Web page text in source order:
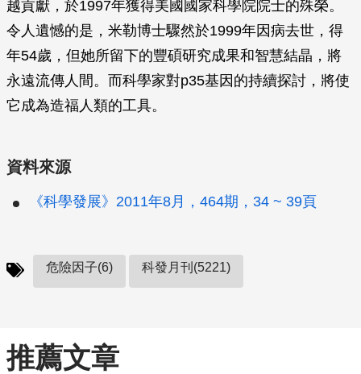
越貢獻，於1997年獲得美國國家科學院院士的殊榮。
令人遺憾的是，米勒博士驟然於1999年因病去世，得
年54歲，但她所留下的豐碩研究成果和智慧結晶，將
永遠流傳人間。而科學家對p35基因的持續探討，將使
它成為造福人類的工具。
資料來源
《科學發展》2011年8月，464期，34 ~ 39頁
危險因子(6) 科發月刊(5221)
推薦文章